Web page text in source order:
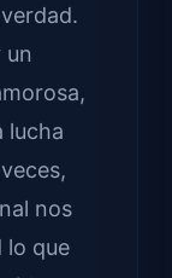
un
lucha
nos
lo que